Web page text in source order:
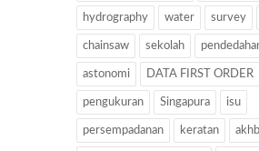
hydrography water survey
chainsaw sekolah
astonomi DATA FIRST ORDER
pengukuran Singapura isu
persempadanan keratan